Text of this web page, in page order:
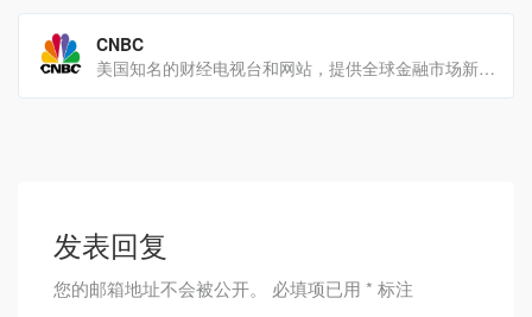
CNBC
美国知名的财经电视台和网站，提供全球金融市场新闻、实时行情和专业评论。节目特点内容专业深入：聚焦全球证券市[…]
发表回复
您的邮箱地址不会被公开。 必填项已用 * 标注